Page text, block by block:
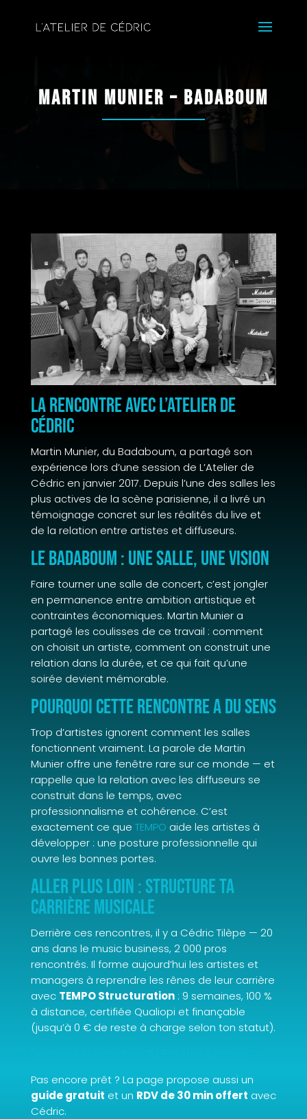
Martin Munier – Badaboum
La rencontre avec L’Atelier de
Cédric
Martin Munier, du Badaboum, a partagé son
expérience lors d’une session de L’Atelier de
Cédric en janvier 2017. Depuis l’une des salles les
plus actives de la scène parisienne, il a livré un
témoignage concret sur les réalités du live et
de la relation entre artistes et diffuseurs.
Le Badaboum : une salle, une vision
Faire tourner une salle de concert, c’est jongler
en permanence entre ambition artistique et
contraintes économiques. Martin Munier a
partagé les coulisses de ce travail : comment
on choisit un artiste, comment on construit une
relation dans la durée, et ce qui fait qu’une
soirée devient mémorable.
Pourquoi cette rencontre a du sens
Trop d’artistes ignorent comment les salles
fonctionnent vraiment. La parole de Martin
Munier offre une fenêtre rare sur ce monde — et
rappelle que la relation avec les diffuseurs se
construit dans le temps, avec
professionnalisme et cohérence. C’est
exactement ce que TEMPO aide les artistes à
développer : une posture professionnelle qui
ouvre les bonnes portes.
Aller plus loin : structure ta
carrière musicale
Derrière ces rencontres, il y a Cédric Tilèpe — 20
ans dans le music business, 2 000 pros
rencontrés. Il forme aujourd’hui les artistes et
managers à reprendre les rênes de leur carrière
avec TEMPO Structuration: 9 semaines, 100 %
à distance, certifiée Qualiopi et finançable
(jusqu’à 0 € de reste à charge selon ton statut).
Pas encore prêt ? La page propose aussi un
guide gratuit et un RDV de 30 min offert avec
Cédric.